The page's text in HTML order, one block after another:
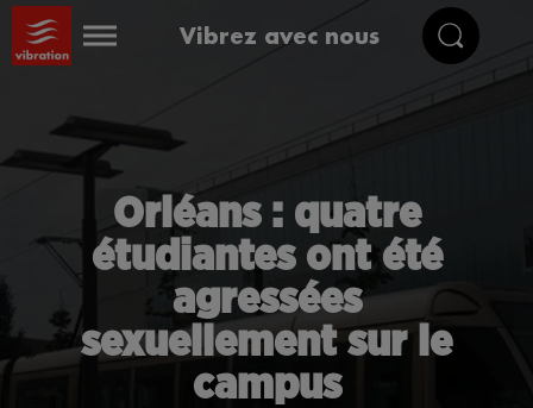
Vibrez avec nous
Orléans : quatre
étudiantes ont été
agressées
sexuellement sur le
campus